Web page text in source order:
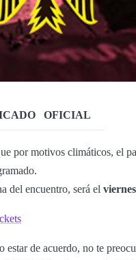
OFICIAL
por motivos climáticos, el
del encuentro, será el
estar de acuerdo, no te